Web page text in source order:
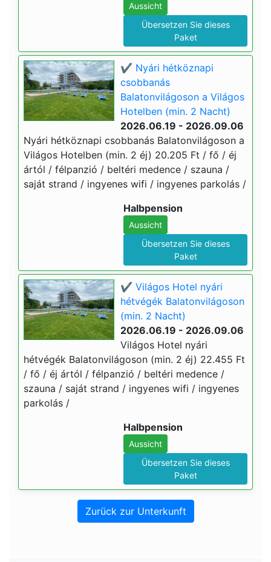
Aussicht
Übersetzen Sie dieses
Paket
✔️ Nyári hétköznapi
csobbanás
Balatonvilágoson a Világos
Hotelben (min. 2 Nacht)
2026.06.19 - 2026.09.06
Nyári hétköznapi csobbanás Balatonvilágoson a
Világos Hotelben (min. 2 éj) 20.205 Ft / fő / éj
ártól / félpanzió / beltéri medence / szauna /
saját strand / ingyenes wifi / ingyenes parkolás /
Halbpension
Aussicht
Übersetzen Sie dieses
Paket
✔️ Világos Hotel nyári
hétvégék Balatonvilágoson
(min. 2 Nacht)
2026.06.19 - 2026.09.06
Világos Hotel nyári
hétvégék Balatonvilágoson (min. 2 éj) 22.455 Ft
/ fő / éj ártól / félpanzió / beltéri medence /
szauna / saját strand / ingyenes wifi / ingyenes
parkolás /
Halbpension
Aussicht
Übersetzen Sie dieses
Paket
Zurück zur Unterkunft